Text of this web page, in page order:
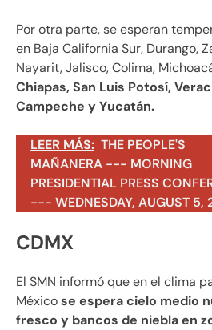
Por otra parte, se esperan
en Baja California Sur, Durango,
Nayarit, Jalisco, Colima,
Chiapas, San Luis Potosí,
Campeche y Yucatán.
LEER MÁS: THE PEOPLE'S
MAÑANERA --- MORNING
PRESIDENTIAL PRESS
--- WEDNESDAY, AUGUST 5,
CDMX
El SMN informó que en el clima
Méxicose espera cielo medio
fresco y bancos de niebla en